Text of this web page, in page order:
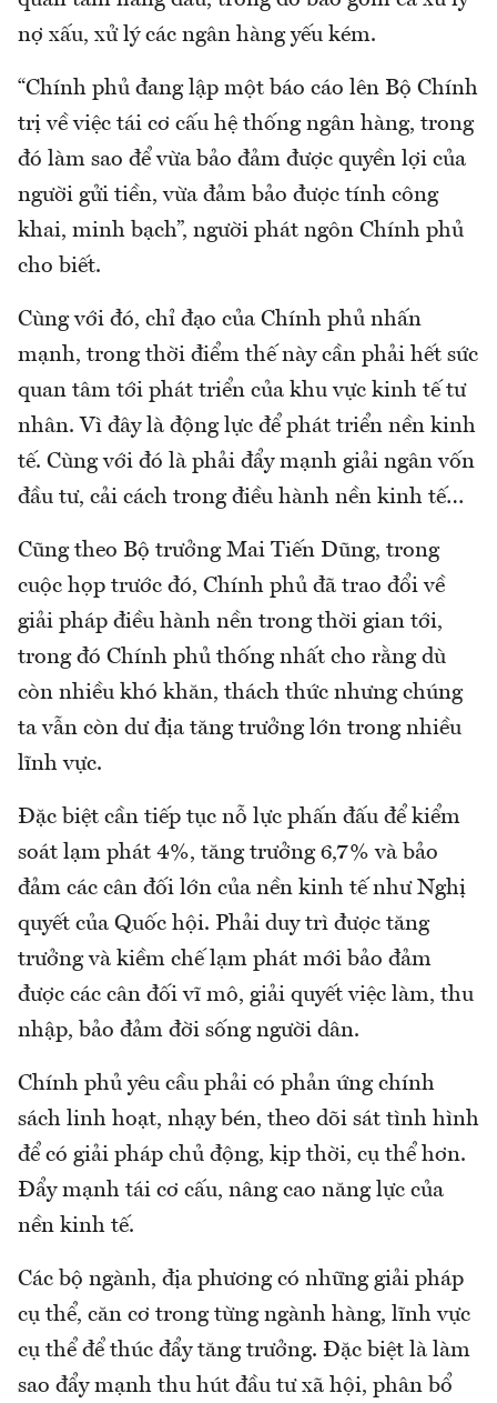
nợ xấu, xử lý các ngân hàng yếu kém.
“Chính phủ đang lập một báo cáo lên Bộ Chính
trị về việc tái cơ cấu hệ thống ngân hàng, trong
đó làm sao để vừa bảo đảm được quyền lợi của
người gửi tiền, vừa đảm bảo được tính công
khai, minh bạch”, người phát ngôn Chính phủ
cho biết.
Cùng với đó, chỉ đạo của Chính phủ nhấn
mạnh, trong thời điểm thế này cần phải hết sức
quan tâm tới phát triển của khu vực kinh tế tư
nhân. Vì đây là động lực để phát triển nền kinh
tế. Cùng với đó là phải đẩy mạnh giải ngân vốn
đầu tư, cải cách trong điều hành nền kinh tế…
Cũng theo Bộ trưởng Mai Tiến Dũng, trong
cuộc họp trước đó, Chính phủ đã trao đổi về
giải pháp điều hành nền trong thời gian tới,
trong đó Chính phủ thống nhất cho rằng dù
còn nhiều khó khăn, thách thức nhưng chúng
ta vẫn còn dư địa tăng trưởng lớn trong nhiều
lĩnh vực.
Đặc biệt cần tiếp tục nỗ lực phấn đấu để kiểm
soát lạm phát 4%, tăng trưởng 6,7% và bảo
đảm các cân đối lớn của nền kinh tế như Nghị
quyết của Quốc hội. Phải duy trì được tăng
trưởng và kiềm chế lạm phát mới bảo đảm
được các cân đối vĩ mô, giải quyết việc làm, thu
nhập, bảo đảm đời sống người dân.
Chính phủ yêu cầu phải có phản ứng chính
sách linh hoạt, nhạy bén, theo dõi sát tình hình
để có giải pháp chủ động, kịp thời, cụ thể hơn.
Đẩy mạnh tái cơ cấu, nâng cao năng lực của
nền kinh tế.
Các bộ ngành, địa phương có những giải pháp
cụ thể, căn cơ trong từng ngành hàng, lĩnh vực
cụ thể để thúc đẩy tăng trưởng. Đặc biệt là làm
sao đẩy mạnh thu hút đầu tư xã hội, phân bổ